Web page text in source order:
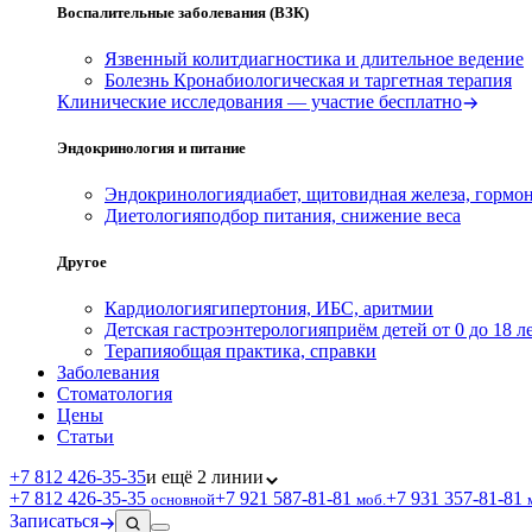
Воспалительные заболевания (ВЗК)
Язвенный колитдиагностика и длительное ведение
Болезнь Кронабиологическая и таргетная терапия
Клинические исследования — участие бесплатно
Эндокринология и питание
Эндокринологиядиабет, щитовидная железа,
Диетологияподбор питания, снижение веса
Другое
Кардиологиягипертония, ИБС, аритмии
Детская гастроэнтерологияприём детей от 0 до 18
Терапияобщая практика, справки
Заболевания
Стоматология
Цены
Статьи
+7 812 426‑35‑35и ещё 2 линии
+7 812 426‑35‑35 основной+7 921 587‑81‑81 моб.+7 931 357‑81‑81
Записаться